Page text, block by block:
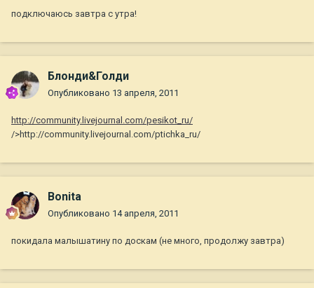
подключаюсь завтра с утра!
Блонди&Голди
Опубликовано 13 апреля, 2011
http://community.livejournal.com/pesikot_ru/
/>http://community.livejournal.com/ptichka_ru/
Bonita
Опубликовано 14 апреля, 2011
покидала малышатину по доскам (не много, продолжу завтра)